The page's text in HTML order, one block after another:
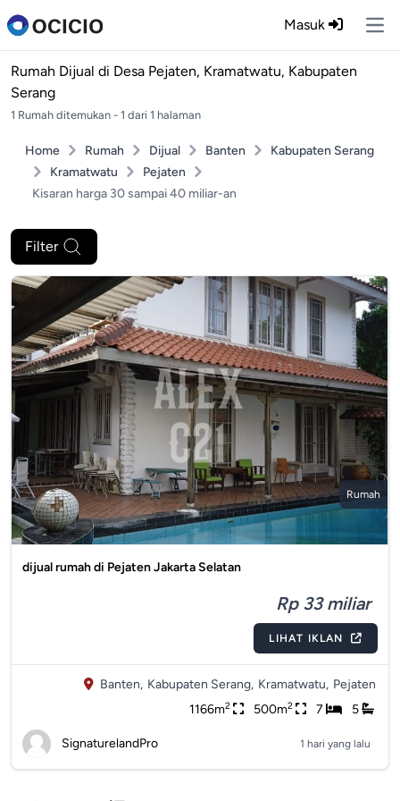
Masuk
Rumah Dijual di Desa Pejaten, Kramatwatu, Kabupaten
Serang
1 Rumah ditemukan - 1 dari 1 halaman
Home Rumah Dijual Banten
Kabupaten Serang
Kramatwatu
Pejaten
Kisaran harga 30 sampai 40 miliar-an
Filter
Rumah
dijual rumah di Pejaten Jakarta Selatan
Rp 33 miliar
LIHAT IKLAN
Banten, Kabupaten Serang, Kramatwatu, Pejaten
1166m2 500m2 7 5
SignaturelandPro 1 hari yang lalu